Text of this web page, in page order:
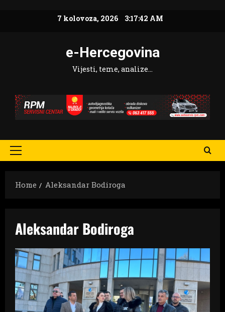
7 kolovoza, 2026 3:17:42 AM
e-Hercegovina
Vijesti, teme, analize…
Primary
Home
Aleksandar Bodiroga
Aleksandar Bodiroga